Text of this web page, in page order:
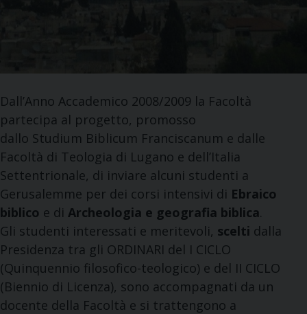
Dall’Anno Accademico 2008/2009 la Facoltà
partecipa al progetto, promosso
dallo Studium Biblicum Franciscanum e dalle
Facoltà di Teologia di Lugano e dell’Italia
Settentrionale, di inviare alcuni studenti a
Gerusalemme per dei corsi intensivi di Ebraico
biblico e di Archeologia e geografia biblica.
Gli studenti interessati e meritevoli, scelti dalla
Presidenza tra gli ORDINARI del I CICLO
(Quinquennio filosofico-teologico) e del II CICLO
(Biennio di Licenza), sono accompagnati da un
docente della Facoltà e si trattengono a